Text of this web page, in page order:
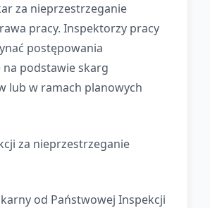
za nieprzestrzeganie
pracy. Inspektorzy pracy
postępowania
na podstawie skarg
lub w ramach planowych
za nieprzestrzeganie
od Państwowej Inspekcji